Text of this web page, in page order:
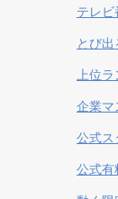
テレビ
とび
上位
企業マ
公式ス
公式有